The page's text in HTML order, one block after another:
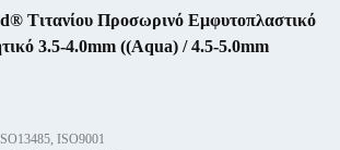
Τιτανίου Προσωρινό Εμφυτοπλαστικό
3.5-4.0mm ((Aqua) / 4.5-5.0mm
ISO9001